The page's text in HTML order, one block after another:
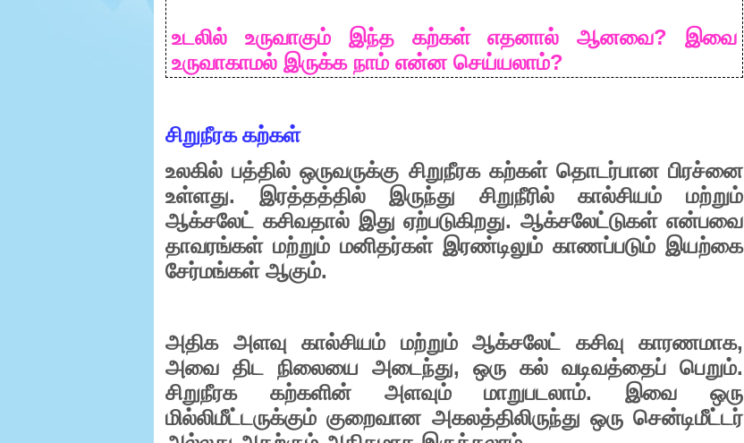
உடலில் உருவாகும் இந்த கற்கள் எதனால் ஆனவை?இவை
உருவாகாமல் இருக்க நாம் என்ன செய்யலாம்?
சிறுநீரக கற்கள்
உலகில் பத்தில் ஒருவருக்கு சிறுநீரக கற்கள் தொடர்பான பிரச்னை
உள்ளது. இரத்தத்தில் இருந்து சிறுநீரில் கால்சியம்
மற்றும்
ஆக்சலேட் கசிவதால் இது ஏற்படுகிறது.ஆக்சலேட்டுகள் என்பவை
தாவரங்கள் மற்றும் மனிதர்கள் இரண்டிலும் காணப்படும் இயற்கை
சேர்மங்கள் ஆகும்.
அதிக அளவு கால்சியம் மற்றும் ஆக்சலேட் கசிவு காரணமாக,
அவை திட நிலையை அடைந்து, ஒரு கல் வடிவத்தைப் பெறும்.
சிறுநீரக கற்களின் அளவும் மாறுபடலாம்.இவை
ஒரு
மில்லிமீட்டருக்கும் குறைவான அகலத்திலிருந்து ஒரு சென்டிமீட்டர்